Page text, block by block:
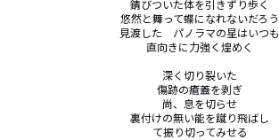
錆びついた体を引きずり歩く
悠然と舞って蝶になれないだろう
見渡した　パノラマの星はいつも
直向きに力強く煌めく
深く切り裂いた
傷跡の瘡蓋を剥ぎ
尚、息を切らせ
裏付けの無い能を蹴り飛ばし
て振り切ってみせる